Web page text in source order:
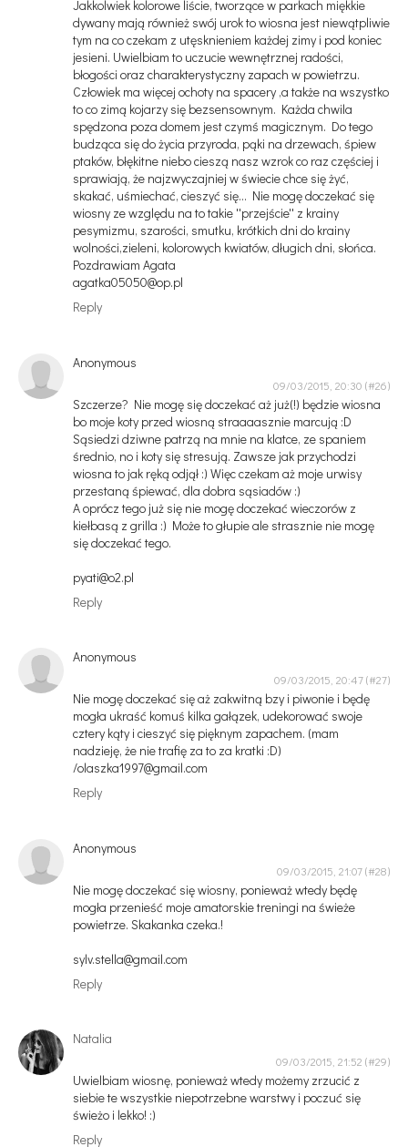
Jakkolwiek kolorowe liście, tworzące w parkach miękkie
dywany mają również swój urok to wiosna jest niewątpliwie
tym na co czekam z utęsknieniem każdej zimy i pod koniec
jesieni. Uwielbiam to uczucie wewnętrznej radości,
błogości oraz charakterystyczny zapach w powietrzu.
Człowiek ma więcej ochoty na spacery ,a także na wszystko
to co zimą kojarzy się bezsensownym. Każda chwila
spędzona poza domem jest czymś magicznym. Do tego
budząca się do życia przyroda, pąki na drzewach, śpiew
ptaków, błękitne niebo cieszą nasz wzrok co raz częściej i
sprawiają, że najzwyczajniej w świecie chce się żyć,
skakać, uśmiechać, cieszyć się... Nie mogę doczekać się
wiosny ze względu na to takie ''przejście'' z krainy
pesymizmu, szarości, smutku, krótkich dni do krainy
wolności,zieleni, kolorowych kwiatów, długich dni, słońca.
Pozdrawiam Agata
agatka05050@op.pl
Reply
Anonymous
09/03/2015, 20:30
Szczerze? Nie mogę się doczekać aż już(!) będzie wiosna
bo moje koty przed wiosną straaaasznie marcują :D
Sąsiedzi dziwne patrzą na mnie na klatce, ze spaniem
średnio, no i koty się stresują. Zawsze jak przychodzi
wiosna to jak ręką odjął :) Więc czekam aż moje urwisy
przestaną śpiewać, dla dobra sąsiadów :)
A oprócz tego już się nie mogę doczekać wieczorów z
kiełbasą z grilla :) Może to głupie ale strasznie nie mogę
się doczekać tego.
pyati@o2.pl
Reply
Anonymous
09/03/2015, 20:47
Nie mogę doczekać się aż zakwitną bzy i piwonie i będę
mogła ukraść komuś kilka gałązek, udekorować swoje
cztery kąty i cieszyć się pięknym zapachem. (mam
nadzieję, że nie trafię za to za kratki :D)
/olaszka1997@gmail.com
Reply
Anonymous
09/03/2015, 21:07
Nie mogę doczekać się wiosny, ponieważ wtedy będę
mogła przenieść moje amatorskie treningi na świeże
powietrze. Skakanka czeka.!
sylv.stella@gmail.com
Reply
Natalia
09/03/2015, 21:52
Uwielbiam wiosnę, ponieważ wtedy możemy zrzucić z
siebie te wszystkie niepotrzebne warstwy i poczuć się
świeżo i lekko! :)
Reply